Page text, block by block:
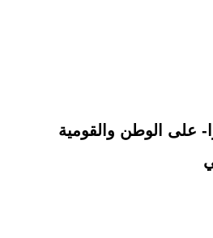
على الوطن والقومية